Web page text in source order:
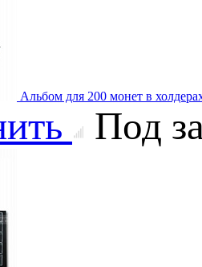
Альбом для 200 монет в
Под